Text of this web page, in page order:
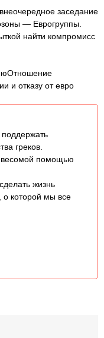
заседание
— Еврогруппы.
найти компромисс
и отказу от евро
греков.
весомой помощью
жизнь
о которой мы все